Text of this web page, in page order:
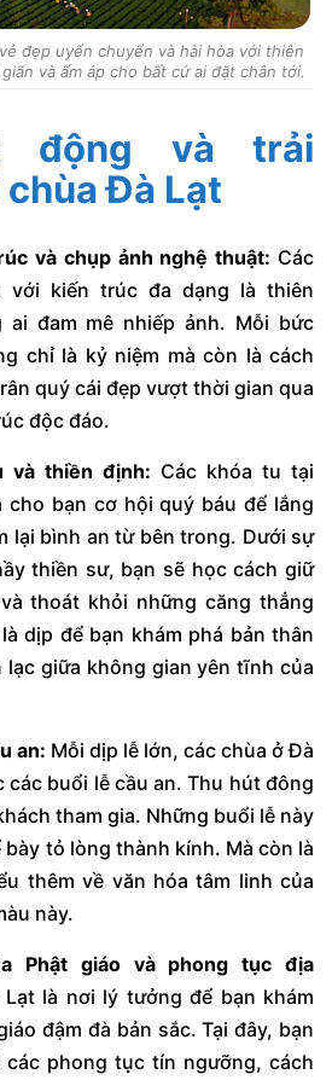
đẹp uyển chuyển và hài hòa với thiên
và ấm áp cho bất cứ ai đặt chân tới.
động và trải
Đà Lạt
và chụp ảnh nghệ thuật: Các
với kiến trúc đa dạng là thiên
ai đam mê nhiếp ảnh. Mỗi bức
chỉ là kỷ niệm mà còn là cách
quý cái đẹp vượt thời gian qua
độc đáo.
và thiền định: Các khóa tu tại
cho bạn cơ hội quý báu để lắng
lại bình an từ bên trong. Dưới sự
thiền sư, bạn sẽ học cách giữ
thoát khỏi những căng thẳng
dịp để bạn khám phá bản thân
lạc giữa không gian yên tĩnh của
an: Mỗi dịp lễ lớn, các chùa ở Đà
buổi lễ cầu an. Thu hút đông
tham gia. Những buổi lễ này
tỏ lòng thành kính. Mà còn là
thêm về văn hóa tâm linh của
này.
Phật giáo và phong tục địa
Lạt là nơi lý tưởng để bạn khám
đậm đà bản sắc. Tại đây, bạn
phong tụ̣c tín ngưỡng, cách